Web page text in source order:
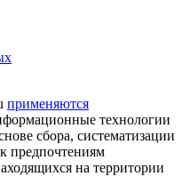
применяются
технологии
сбора, систематизации
предпочтениям
на территории